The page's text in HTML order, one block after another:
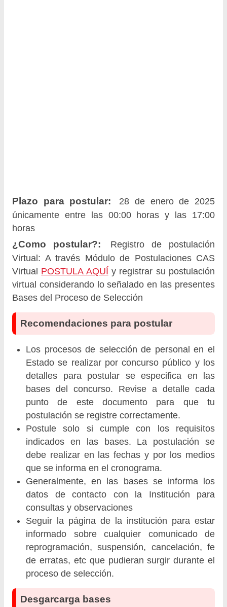
Plazo para postular:
28 de enero de 2025
únicamente entre las 00:00 horas y las 17:00
horas
¿Como postular?:
Registro de postulación
Virtual: A través Módulo de Postulaciones CAS
Virtual POSTULA AQUÍ y registrar su postulación
virtual considerando lo señalado en las presentes
Bases del Proceso de Selección
Recomendaciones para postular
Los procesos de selección de personal en el
Estado se realizar por concurso público y los
detalles para postular se especifica en las
bases del concurso. Revise a detalle cada
punto de este documento para que tu
postulación se registre correctamente.
Postule solo si cumple con los requisitos
indicados en las bases. La postulación se
debe realizar en las fechas y por los medios
que se informa en el cronograma.
Generalmente, en las bases se informa los
datos de contacto con la Institución para
consultas y observaciones
Seguir la página de la institución para estar
informado sobre cualquier comunicado de
reprogramación, suspensión, cancelación, fe
de erratas, etc que pudieran surgir durante el
proceso de selección.
Desgarcarga bases